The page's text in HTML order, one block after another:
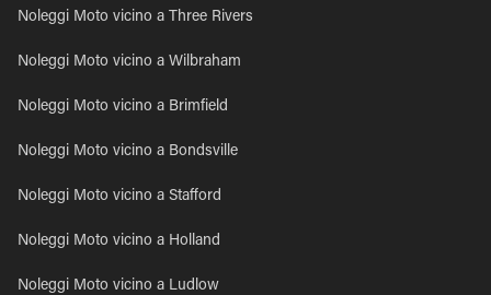
Noleggi Moto vicino a Three Rivers
Noleggi Moto vicino a Wilbraham
Noleggi Moto vicino a Brimfield
Noleggi Moto vicino a Bondsville
Noleggi Moto vicino a Stafford
Noleggi Moto vicino a Holland
Noleggi Moto vicino a Ludlow